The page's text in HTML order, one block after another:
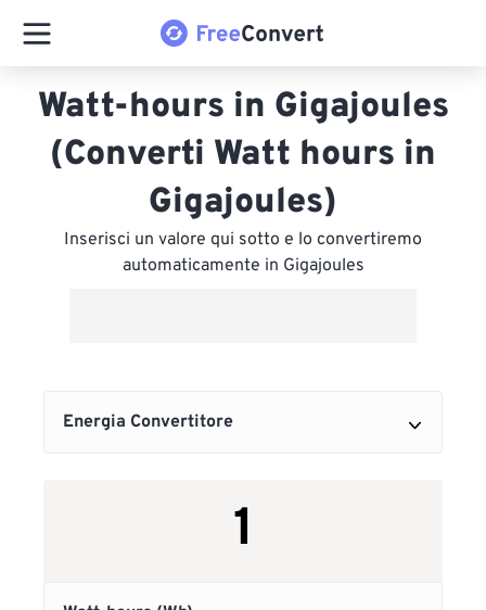
Watt-hours in Gigajoules
(Converti Watt hours in
Gigajoules)
Inserisci un valore qui sotto e lo convertiremo
automaticamente in Gigajoules